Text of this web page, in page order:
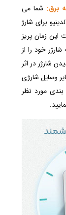
برق: شما می
برای شارژ
زمان پریز
خود را از
شارژر در اثر
وسایل شارژی
بندی مورد نظر